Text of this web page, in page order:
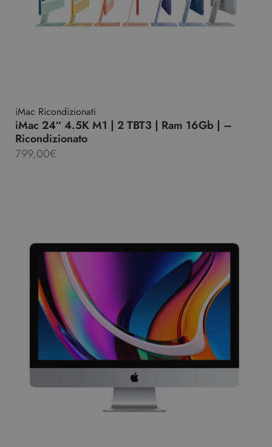
iMac Ricondizionati
iMac 24″ 4.5K M1 | 2 TBT3 | Ram 16Gb | –
Ricondizionato
799,00€